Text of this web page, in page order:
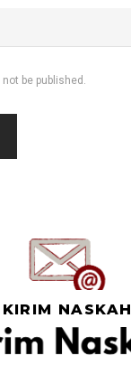
be published.
KIRIM NASKAH